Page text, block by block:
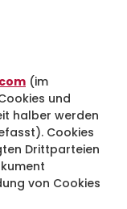
(im
und
halber werden
Cookies
Drittparteien
von Cookies